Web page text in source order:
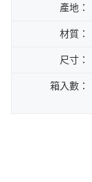
黑貓本島宅配
每筆NT$200，滿
黑貓外島宅配
產地：
材質：
尺寸：
箱入數：